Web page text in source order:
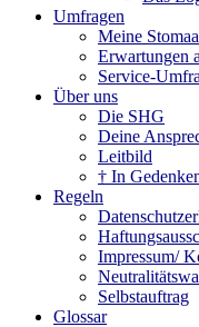
Umfragen
Meine
Erwartungen
Service-
Über uns
Die SHG
Deine
Leitbild
† In
Regeln
Impressum/
Selbstauftrag
Glossar